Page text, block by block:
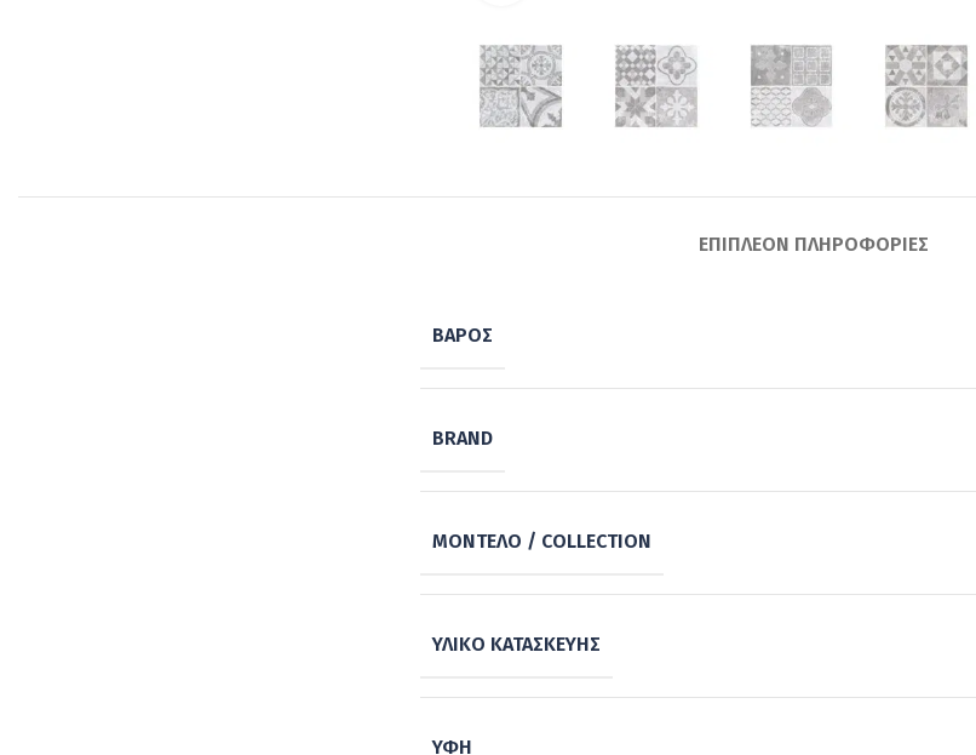
ΕΠΙΠΛΈΟΝ ΠΛΗΡΟΦΟΡΊΕΣ
ΒΆΡΟΣ
BRAND
ΜΟΝΤΈΛΟ / COLLECTION
ΥΛΙΚΌ ΚΑΤΑΣΚΕΥΉΣ
ΥΦΉ